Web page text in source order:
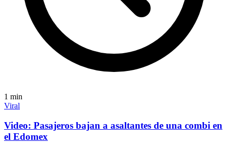
1 min
Viral
Video: Pasajeros bajan a asaltantes de una combi en
el Edomex